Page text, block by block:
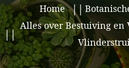
Home
Alles over Bestuiving en